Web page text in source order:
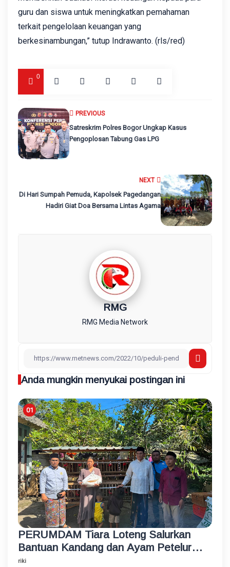
guru dan siswa untuk meningkatkan pemahaman
terkait pengelolaan keuangan yang
berkesinambungan,” tutup Indrawanto. (rls/red)
0
NEXT
Di Hari Sumpah Pemuda, Kapolsek Pagedangan
Hadiri Giat Doa Bersama Lintas Agama
PREVIOUS
Satreskrim Polres Bogor Ungkap Kasus
Pengoplosan Tabung Gas LPG
RMG
RMG Media Network
Anda mungkin menyukai postingan ini
PERUMDAM Tiara Loteng Salurkan
Bantuan Kandang dan Ayam Petelur
Rumahan untuk Santri Korban
riki